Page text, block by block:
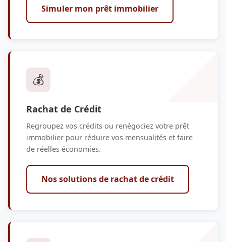
Simuler mon prêt immobilier
💰
Rachat de Crédit
Regroupez vos crédits ou renégociez votre prêt
immobilier pour réduire vos mensualités et faire
de réelles économies.
Nos solutions de rachat de crédit